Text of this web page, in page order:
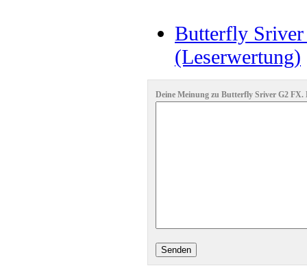
Butterfly Sriver
(Leserwertung)
Deine Meinung zu Butterfly Sriver G2